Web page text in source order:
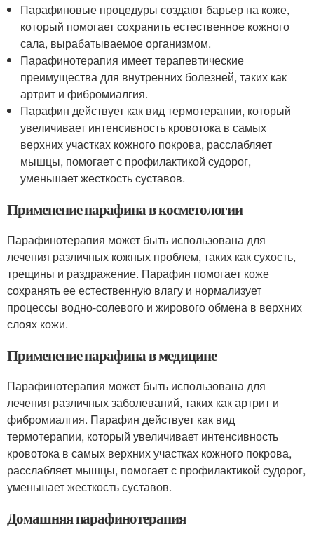
Парафиновые процедуры создают барьер на коже,
который помогает сохранить естественное кожного
сала, вырабатываемое организмом.
Парафинотерапия имеет терапевтические
преимущества для внутренних болезней, таких как
артрит и фибромиалгия.
Парафин действует как вид термотерапии, который
увеличивает интенсивность кровотока в самых
верхних участках кожного покрова, расслабляет
мышцы, помогает с профилактикой судорог,
уменьшает жесткость суставов.
Применение парафина в косметологии
Парафинотерапия может быть использована для
лечения различных кожных проблем, таких как сухость,
трещины и раздражение. Парафин помогает коже
сохранять ее естественную влагу и нормализует
процессы водно-солевого и жирового обмена в верхних
слоях кожи.
Применение парафина в медицине
Парафинотерапия может быть использована для
лечения различных заболеваний, таких как артрит и
фибромиалгия. Парафин действует как вид
термотерапии, который увеличивает интенсивность
кровотока в самых верхних участках кожного покрова,
расслабляет мышцы, помогает с профилактикой судорог,
уменьшает жесткость суставов.
Домашняя парафинотерапия